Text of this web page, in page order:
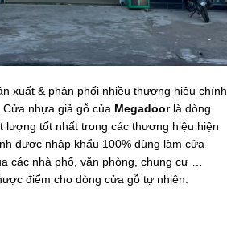
xuất & phân phối nhiều thương hiệu chính
nhựa giả gỗ của Megadoorlà dòng
lượng tốt nhất trong các thương hiệu hiện
được nhập khẩu 100% dùng làm cửa
các nhà phố, văn phòng, chung cư …
điểm cho dòng cửa gỗ tự nhiên.